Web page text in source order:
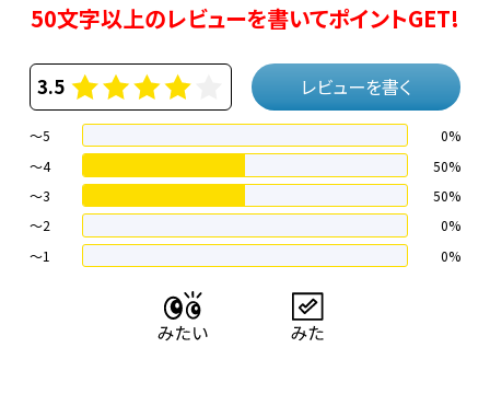
50文字以上のレビューを書いてポイントGET!
3.5 レビューを書く
～5
0%
～4
50%
〜3
50%
〜2
0%
〜1
0%